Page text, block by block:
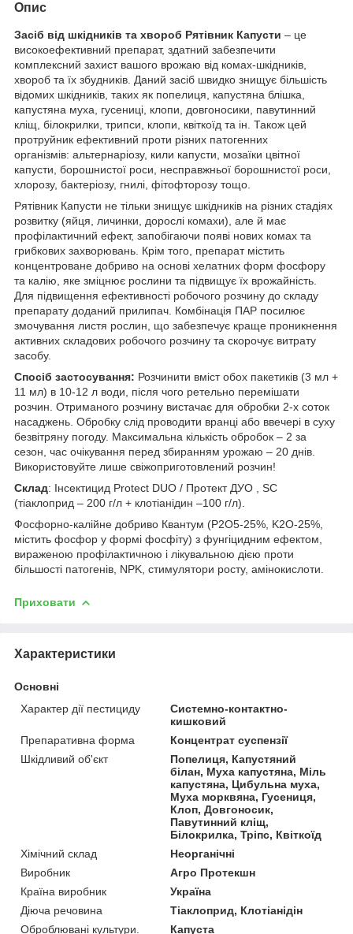
Опис
Засіб від шкідників та хвороб Рятівник Капусти – це
високоефективний препарат, здатний забезпечити
комплексний захист вашого врожаю від комах-шкідників,
хвороб та їх збудників. Даний засіб швидко знищує більшість
відомих шкідників, таких як попелиця, капустяна блішка,
капустяна муха, гусениці, клопи, довгоносики, павутинний
кліщ, білокрилки, трипси, клопи, квіткоїд та ін. Також цей
протруйник ефективний проти різних патогенних
організмів: альтернаріозу, кили капусти, мозаїки цвітної
капусти, борошнистої роси, несправжньої борошнистої роси,
хлорозу, бактеріозу, гнилі, фітофторозу тощо.
Рятівник Капусти не тільки знищує шкідників на різних стадіях
розвитку (яйця, личинки, дорослі комахи), але й має
профілактичний ефект, запобігаючи появі нових комах та
грибкових захворювань. Крім того, препарат містить
концентроване добриво на основі хелатних форм фосфору
та калію, яке зміцнює рослини та підвищує їх врожайність.
Для підвищення ефективності робочого розчину до складу
препарату доданий прилипач. Комбінація ПАР посилює
змочування листя рослин, що забезпечує краще проникнення
активних складових робочого розчину та скорочує витрату
засобу.
Спосіб застосування: Розчинити вміст обох пакетиків (3 мл +
11 мл) в 10-12 л води, після чого ретельно перемішати
розчин. Отриманого розчину вистачає для обробки 2-х соток
насаджень. Обробку слід проводити вранці або ввечері в суху
безвітряну погоду. Максимальна кількість обробок – 2 за
сезон, час очікування перед збиранням урожаю – 20 днів.
Використовуйте лише свіжоприготовлений розчин!
Склад: Інсектицид Protect DUO / Протект ДУО , SС
(тіаклоприд – 200 г/л + клотіанідин –100 г/л).
Фосфорно-калійне добриво Квантум (P2O5-25%, K2O-25%,
містить фосфор у формі фосфіту) з фунгіцидним ефектом,
вираженою профілактичною і лікувальною дією проти
більшості патогенів, NPK, стимулятори росту, амінокислоти.
Приховати
Характеристики
Основні
Характер дії пестициду
Системно-контактно-
кишковий
Препаративна форма
Концентрат суспензії
Шкідливий об'єкт
Попелиця, Капустяний
білан, Муха капустяна, Міль
капустяна, Цибульна муха,
Муха морквяна, Гусениця,
Клоп, Довгоносик,
Павутинний кліщ,
Білокрилка, Тріпс, Квіткоїд
Хімічний склад
Неорганічні
Виробник
Агро Протекшн
Країна виробник
Україна
Діюча речовина
Тіаклоприд, Клотіанідін
Оброблювані культури.
Капуста